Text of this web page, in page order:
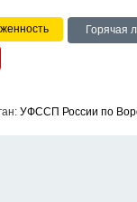
Горячая
УФССП России по